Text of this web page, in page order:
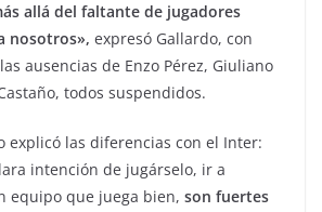
allá del faltante de jugadores
nosotros», expresó Gallardo, con
ausencias de Enzo Pérez, Giuliano
todos suspendidos.
explicó las diferencias con el Inter:
intención de jugárselo, ir a
equipo que juega bien, son fuertes